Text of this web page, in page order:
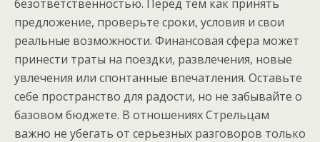
безответственностью. Перед тем как принять
предложение, проверьте сроки, условия и свои
реальные возможности. Финансовая сфера может
принести траты на поездки, развлечения, новые
увлечения или спонтанные впечатления. Оставьте
себе пространство для радости, но не забывайте о
базовом бюджете. В отношениях Стрельцам
важно не убегать от серьезных разговоров только